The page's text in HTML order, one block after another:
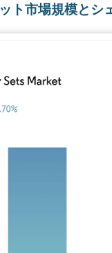
ト市場規模とシ